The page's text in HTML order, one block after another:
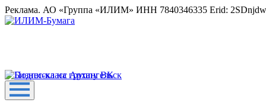
Реклама. АО «Группа «ИЛИМ» ИНН 7840346335 Erid: